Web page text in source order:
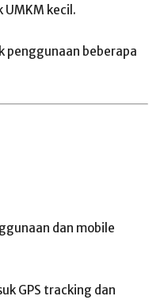
UMKM kecil.
penggunaan beberapa
dan mobile
GPS tracking dan